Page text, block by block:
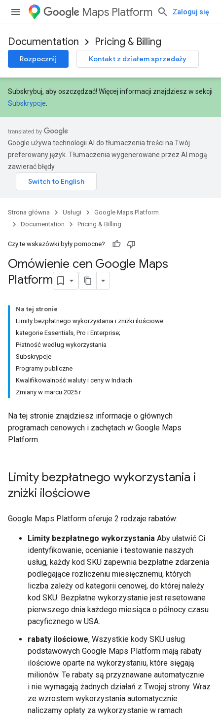
Maps Platform Zaloguj się
Documentation Pricing & Billing
Rozpocznij Kontakt z działem sprzedaży
Subskrybuj, aby oszczędzać! Więcej informacji znajdziesz w sekcji
Subskrypcje
Google używa technologii AI do tłumaczenia treści na Twój
preferowany język. Tłumaczenia wygenerowane przez AI mogą
zawierać błędy.
Strona główna Usługi
Google Maps Platform
Documentation
Pricing & Billing
Czy te wskazówki były pomocne?
Omówienie cen Google Maps
Platform
Na tej stronie
Limity bezpłatnego wykorzystania i zniżki ilościowe
kategorie Essentials, Pro i Enterprise;
Płatność według wykorzystania
Subskrypcje
Programy publiczne
Kwalifikowalność waluty i ceny w Indiach
Zmiany w marcu 2025 r.
Na tej stronie znajdziesz informacje o głównych
programach cenowych i zachętach w Google Maps
Platform.
Limity bezpłatnego wykorzystania i
zniżki ilościowe
Google Maps Platform oferuje 2 rodzaje rabatów:
Limity bezpłatnego wykorzystania Aby ułatwić Ci
identyfikowanie, ocenianie i testowanie naszych
usług, każdy kod SKU zapewnia bezpłatne zdarzenia
podlegające rozliczeniu miesięcznemu, których
liczba zależy od kategorii cenowej, do której należy
kod SKU. Bezpłatne wykorzystanie jest resetowane
pierwszego dnia każdego miesiąca o północy czasu
pacyficznego w USA.
rabaty ilościowe, Wszystkie kody SKU usług
podstawowych Google Maps Platform mają rabaty
ilościowe oparte na wykorzystaniu, które sięgają
milionów. Te rabaty są przyznawane automatycznie
i nie wymagają żadnych działań z Twojej strony. Wraz
ze wzrostem wykorzystania automatycznie
naliczamy opłaty za wykorzystanie w ramach